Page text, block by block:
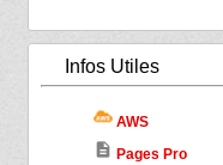
Infos Utiles
AWS
description Pages Pro